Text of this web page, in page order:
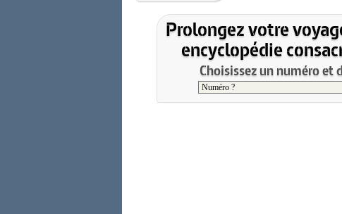
Prolongez votre
encyclopédie
Choisissez un numéro et